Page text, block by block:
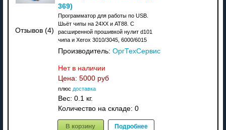
Отзывов (4)
369)
Программатор для работы по USB.
Шьёт чипы на 24XX и АТ88. C
расширенной прошивкой нулит d101
чипа и Xerox 3010/3045, 6000/6015
Производитель: ОргТехСервис
Нет в наличии
Цена: 5000 руб
плюс доставка
Вес: 0.1 кг.
Количество на складе: 0
В корзину Подробнее